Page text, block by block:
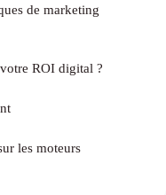
de marketing
ROI digital ?
les moteurs